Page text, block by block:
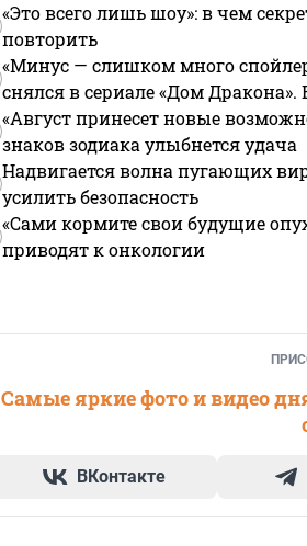
«Это всего лишь шоу»: в чем
повторить
«Минус — слишком много
снялся в сериале «Дом Дракона».
«Август принесет новые
знаков зодиака улыбнется удача
Надвигается волна пугающих
усилить безопасность
«Сами кормите свои будущие
приводят к онкологии
Самые яркие фото и видео
ВКонтакте